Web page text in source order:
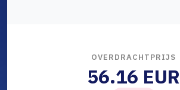
OVERDRACHTPRIJS
56.16 EUR